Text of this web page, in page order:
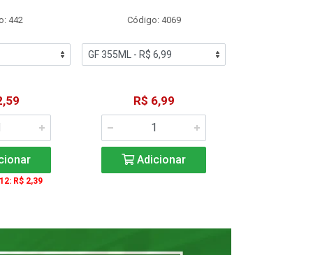
442
R$ 2,39
Código: 4069
R$ 6,99
Adicionar